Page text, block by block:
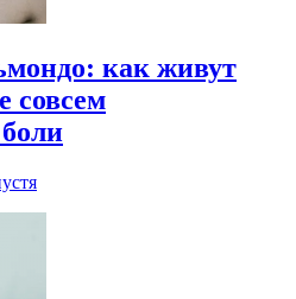
как живут
совсем